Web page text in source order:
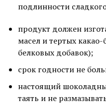
подлинности
продукт должен
масел и тертых
белковых добавок);
срок годности не
настоящий
таять и не